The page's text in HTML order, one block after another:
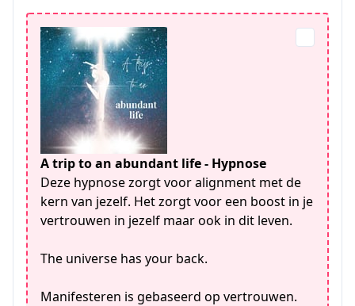
A trip to an abundant life - Hypnose
Deze hypnose zorgt voor alignment met de
kern van jezelf. Het zorgt voor een boost in je
vertrouwen in jezelf maar ook in dit leven.
The universe has your back.
Manifesteren is gebaseerd op vertrouwen.